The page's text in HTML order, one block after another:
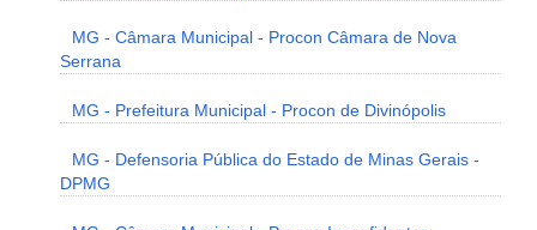
MG - Câmara Municipal - Procon Câmara de Nova
Serrana
MG - Prefeitura Municipal - Procon de Divinópolis
MG - Defensoria Pública do Estado de Minas Gerais -
DPMG